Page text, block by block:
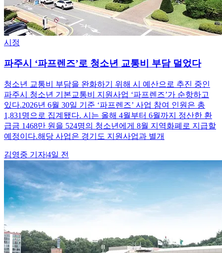
시정
파주시 ‘파프렌즈’로 청소년 교통비 부담 덜었다
청소년 교통비 부담을 완화하기 위해 시 예산으로 추진 중인
파주시 청소년 기본교통비 지원사업 ‘파프렌즈’가 순항하고
있다.2026년 6월 30일 기준 ‘파프렌즈’ 사업 참여 인원은 총
1,831명으로 집계됐다. 시는 올해 4월부터 6월까지 정산한 환
급금 1468만 원을 524명의 청소년에게 8월 지역화폐로 지급할
예정이다.해당 사업은 경기도 지원사업과 별개
김영중 기자|4일 전